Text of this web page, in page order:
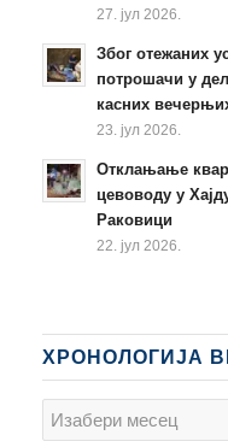
27. јул 2026.
Због отежаних
потрошачи у
касних
23. јул 2026.
Отклањање
цевоводу у
Раковици
22. јул 2026.
ХРОНОЛОГИЈА